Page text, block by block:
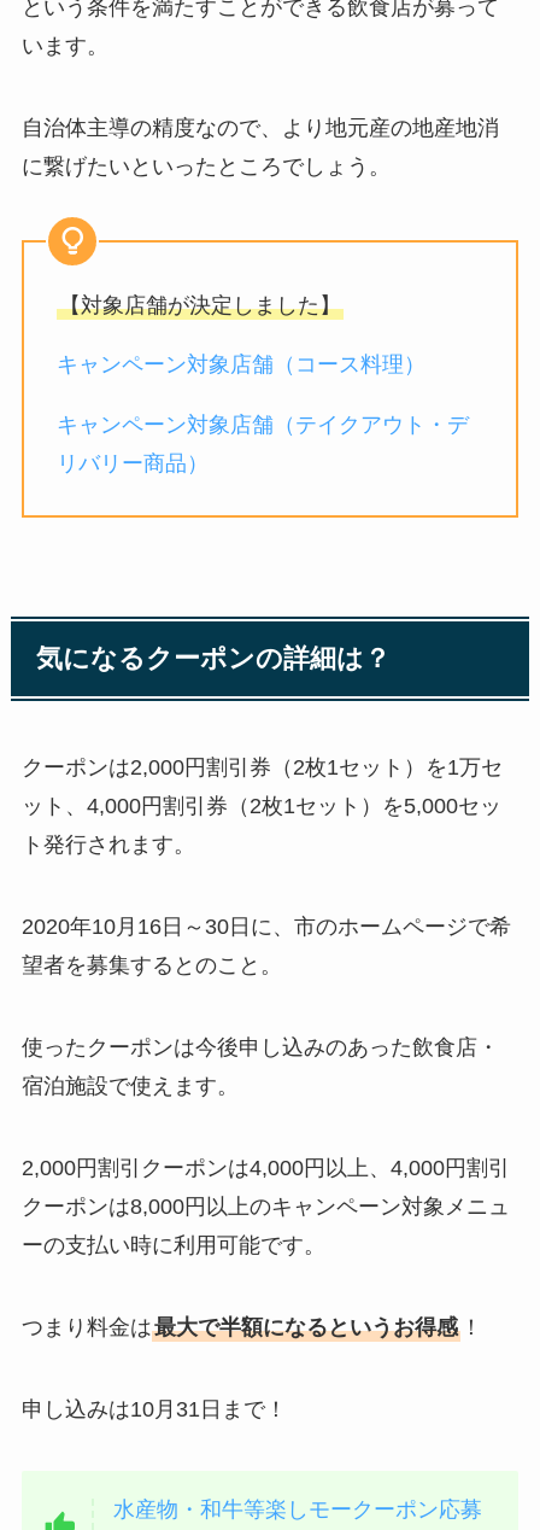
という条件を満たすことができる飲食店が募って
います。
自治体主導の精度なので、より地元産の地産地消
に繋げたいといったところでしょう。
【対象店舗が決定しました】
キャンペーン対象店舗（コース料理）
キャンペーン対象店舗（テイクアウト・デ
リバリー商品）
気になるクーポンの詳細は？
クーポンは2,000円割引券（2枚1セット）を1万セ
ット、4,000円割引券（2枚1セット）を5,000セッ
ト発行されます。
2020年10月16日～30日に、市のホームページで希
望者を募集するとのこと。
使ったクーポンは今後申し込みのあった飲食店・
宿泊施設で使えます。
2,000円割引クーポンは4,000円以上、4,000円割引
クーポンは8,000円以上のキャンペーン対象メニュ
ーの支払い時に利用可能です。
つまり料金は最大で半額になるというお得感！
申し込みは10月31日まで！
水産物・和牛等楽しモークーポン応募